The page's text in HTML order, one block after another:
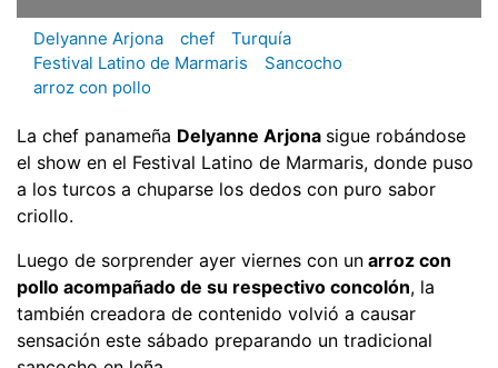
Delyanne Arjona chef
Turquía
Festival Latino de Marmaris
Sancocho
arroz con pollo
La chef panameña Delyanne Arjona sigue robándose
el show en el Festival Latino de Marmaris, donde puso
a los turcos a chuparse los dedos con puro sabor
criollo.
Luego de sorprender ayer viernes con un arroz con
pollo acompañado de su respectivo concolón, la
también creadora de contenido volvió a causar
sensación este sábado preparando un tradicional